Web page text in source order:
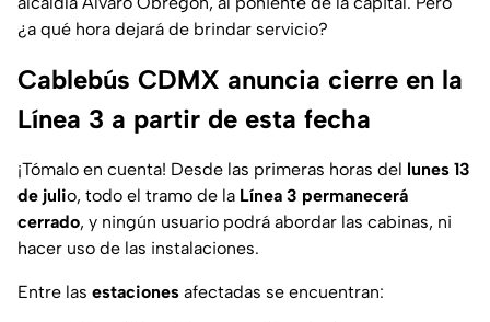
¿a qué hora dejará de brindar servicio?
Cablebús CDMX anuncia cierre en la
Línea 3 a partir de esta fecha
¡Tómalo en cuenta! Desde las primeras horas del lunes 13
de julio, todo el tramo de la Línea 3 permanecerá
cerrado, y ningún usuario podrá abordar las cabinas, ni
hacer uso de las instalaciones.
Entre las estaciones afectadas se encuentran: